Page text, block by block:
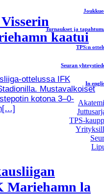
Turnaukset ja
TPS:n
Seuran
In
TPS-
kaatui
ottelussa IFK
Mustavalkoiset
kotona 3–0-
Mariehamn la